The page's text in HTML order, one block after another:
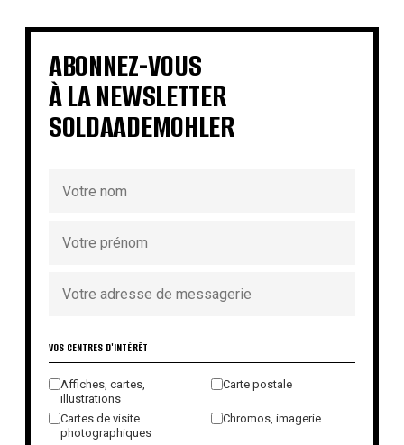
€ € €
€ €
ABONNEZ-VOUS
À LA NEWSLETTER
SOLDAADEMOHLER
VOS CENTRES D'INTÉRÊT
Affiches, cartes,
illustrations
Carte postale
Cartes de visite
photographiques
Chromos, imagerie